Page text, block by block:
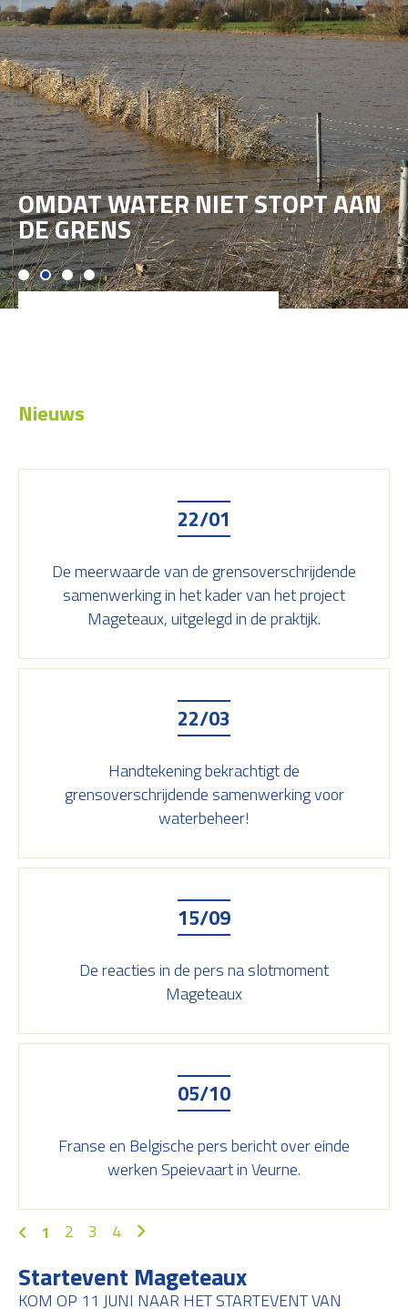
OMDAT WATER NIET STOPT AAN
DE GRENS
Nieuws
22/01
De meerwaarde van de grensoverschrijdende
samenwerking in het kader van het project
Mageteaux, uitgelegd in de praktijk.
22/03
Handtekening bekrachtigt de
grensoverschrijdende samenwerking voor
waterbeheer!
15/09
De reacties in de pers na slotmoment
Mageteaux
05/10
Franse en Belgische pers bericht over einde
werken Speievaart in Veurne.
1 2 3 4
Startevent Mageteaux
KOM OP 11 JUNI NAAR HET STARTEVENT VAN